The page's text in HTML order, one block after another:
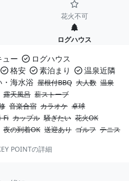
花火不可
ログハウス
ュー
ログハウス
格安 素泊まり
温泉近隣
海水浴 屋根付BBQ 大人数 温泉
露天風呂 薪ストーブ
音楽合宿 カラオケ 卓球
Fi カップル 騒ぎたい 花火OK
夜の到着OK 送迎あり ゴルフ テニス
POINTの詳細